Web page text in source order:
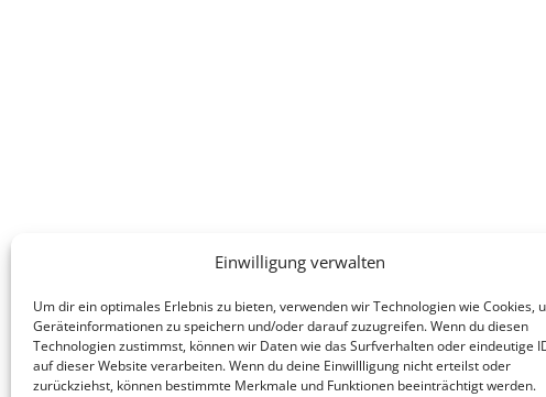
Einwilligung verwalten
Um dir ein optimales Erlebnis zu bieten, verwenden wir Technologien wie Cookies,
Geräteinformationen zu speichern und/oder darauf zuzugreifen. Wenn du diesen
Technologien zustimmst, können wir Daten wie das Surfverhalten oder eindeutige
auf dieser Website verarbeiten. Wenn du deine Einwillligung nicht erteilst oder
zurückziehst, können bestimmte Merkmale und Funktionen beeinträchtigt werden.